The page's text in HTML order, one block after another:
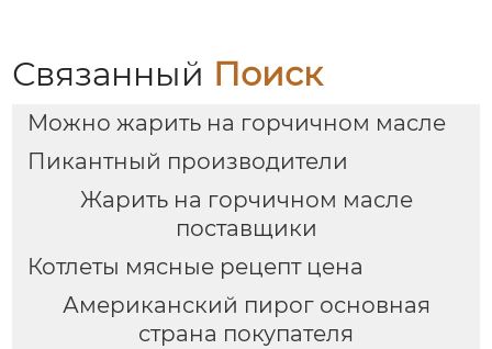
Связанный Поиск
Можно жарить на горчичном масле
Пикантный производители
Жарить на горчичном масле
поставщики
Котлеты мясные рецепт цена
Американский пирог основная
страна покупателя